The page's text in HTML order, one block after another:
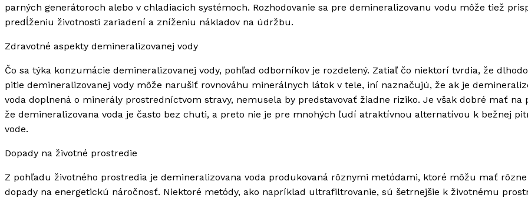
parných generátoroch alebo v chladiacich systémoch. Rozhodovanie sa pre demineralizovanu vodu môže tiež
predĺženiu životnosti zariadení a zníženiu nákladov na údržbu.
Zdravotné aspekty demineralizovanej vody
Čo sa týka konzumácie demineralizovanej vody, pohľad odborníkov je rozdelený. Zatiaľ čo niektorí tvrdia, že
pitie demineralizovanej vody môže narušiť rovnováhu minerálnych látok v tele, iní naznačujú, že ak je
voda doplnená o minerály prostredníctvom stravy, nemusela by predstavovať žiadne riziko. Je však dobré mať na
že demineralizovana voda je často bez chuti, a preto nie je pre mnohých ľudí atraktívnou alternatívou k bežnej
vode.
Dopady na životné prostredie
Z pohľadu životného prostredia je demineralizovana voda produkovaná rôznymi metódami, ktoré môžu mať rôzne
dopady na energetickú náročnosť. Niektoré metódy, ako napríklad ultrafiltrovanie, sú šetrnejšie k životnému